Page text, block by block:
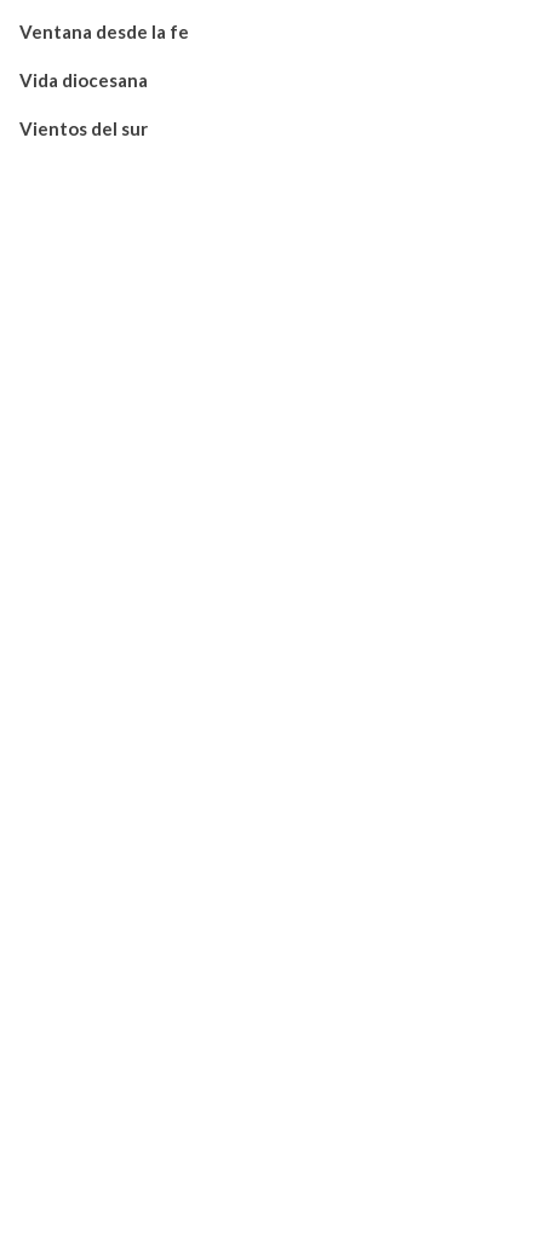
Ventana desde la fe
Vida diocesana
Vientos del sur